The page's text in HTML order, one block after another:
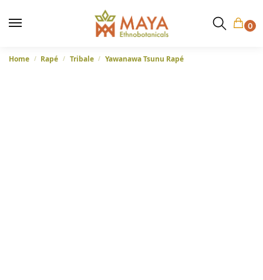
0
Home / Rapé / Tribale / Yawanawa Tsunu Rapé